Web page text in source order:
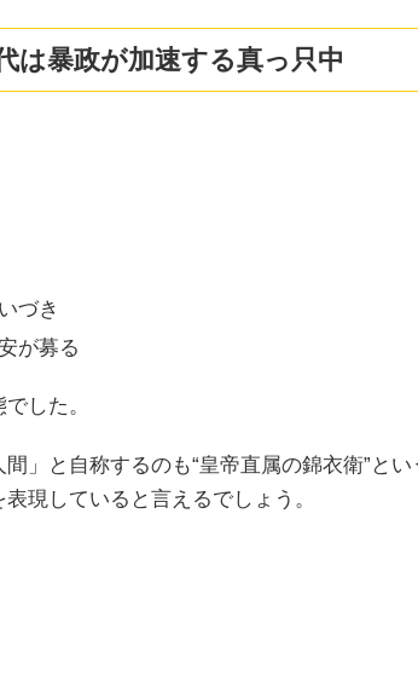
は暴政が加速する真っ只中
づき
が募る
した。
」と自称するのも“皇帝直属の錦衣衛”とい
表現していると言えるでしょう。